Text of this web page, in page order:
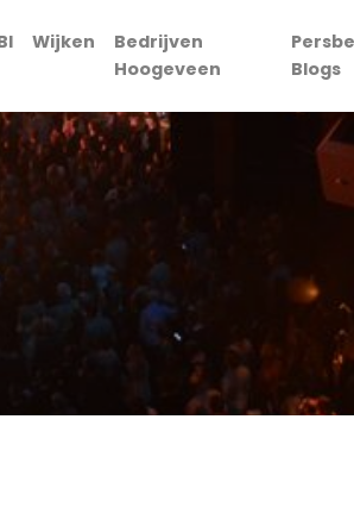
Wijken
Bedrijven
Hoogeveen
Blogs